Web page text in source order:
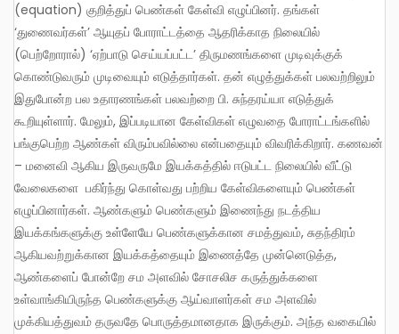
(equation) குறித்துப் பெண்கள் கேள்வி எழுப்பினர். தங்கள்
‘துணைவர்கள்’ ஆயுதப் போராட்டத்தை ஆதரிக்காத நிலையில்
(பெற்றோரால்) ‘ஏற்பாடு செய்யப்பட்ட’ திருமணங்களை முடிவுக்குக்
கொண்டுவரும் முடிவையும் எடுத்தார்கள். தன் எழுத்துக்கள் பலவற்றிலும்
இதுபோன்ற பல உதாரணங்கள் பலவற்றை பி. சுந்தரய்யா எடுத்துக்
கூறியுள்ளார். மேலும், இப்படியான கேள்விகள் எழுவதை போராட்டங்களில்
பங்குபெற்ற ஆண்கள் விரும்பவில்லை என்பதையும் விவரிக்கிறார். கணவன்
– மனைவி ஆகிய இருவருமே இயக்கத்தில் ஈடுபட்ட நிலையில் வீட்டு
வேலைகளை பகிர்ந்து கொள்வது பற்றிய கேள்விகளையும் பெண்கள்
எழுப்பினார்கள். ஆண்களும் பெண்களும் இணைந்து நடத்திய
இயக்கங்களுக்கு உள்ளேயே பெண்களுக்கான சமத்துவம், சுதந்திரம்
ஆகியவற்றுக்கான இயக்கத்தையும் இணைத்தே முன்னெடுத்த,
ஆண்களைப் போன்றே சம அளவில் சோசலிச கருத்துக்களை
உள்வாங்கியிருந்த பெண்களுக்கு ஆய்வாளர்கள் சம அளவில்
முக்கியத்துவம் தருவதே பொருத்தமானதாக இருக்கும். அந்த வகையில்